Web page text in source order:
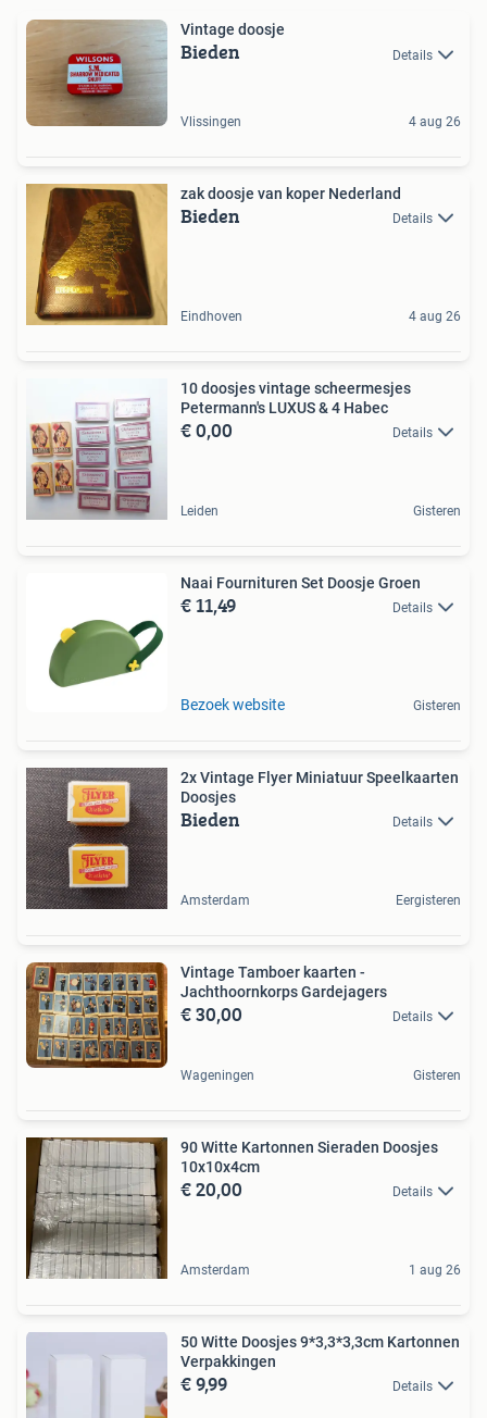
Vintage doosje
Bieden Details
Vlissingen 4 aug 26
zak doosje van koper Nederland
Bieden Details
Eindhoven 4 aug 26
10 doosjes vintage scheermesjes
Petermann's LUXUS & 4 Habec
€ 0,00 Details
Leiden Gisteren
Naai Fournituren Set Doosje Groen
€ 11,49 Details
Bezoek website Gisteren
2x Vintage Flyer Miniatuur Speelkaarten
Doosjes
Bieden Details
Amsterdam Eergisteren
Vintage Tamboer kaarten -
Jachthoornkorps Gardejagers
€ 30,00 Details
Wageningen Gisteren
90 Witte Kartonnen Sieraden Doosjes
10x10x4cm
€ 20,00 Details
Amsterdam 1 aug 26
50 Witte Doosjes 9*3,3*3,3cm Kartonnen
Verpakkingen
€ 9,99 Details